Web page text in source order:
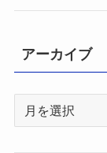
アーカイブ